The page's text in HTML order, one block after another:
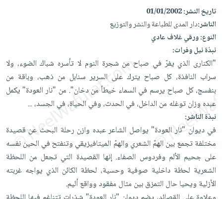
Android
تحميل
iKitab
على
Apple
Apple
الشخصية
العناية
وتصفيف
الشعر
العناية
بالجسم
العناية
بالأسنان
الحمية
والتغذية
جديد
الكل
أواني
الطهي
أدوات
الخبز
أدوات
المائدة
الأوعية
والتخزين
أدوات
المطبخ
متجر
الهدايا
أقسام
الأكثر
مبيعاً
العودة
للمدارس
اكسسوارات
كتب
اكسسوارات
منزلية
شحن
مجاني
بنود
مختارة
اشتراكات
كل
الاشتراكات
صندوق
بحث
متقدم
تاريخ النشر:01/01/2002
الناشر:دار المدى للطباعة والنشر والتوزيع
النوع:ورقي غلاف عادي
نبذة نيل وفرات:
"الكنارى الذي يفرّ في صباح من شجرة النوم لا تأسره شباك الضوء، ولا
سراب النافذة، كل صباح يترك على السرير سنابل من ذهب، وباقة من
بنفسج، كل صباح يرسم في السماء خيطاً من دخان". من "نار العودة" يكمل
عبده وزان توغله من الداخل، في الحدث، وفي الحياة، في الجسد،...
نبذة الناشر:
في ديوان "نار العودة" يواصل الشاعر عبده وازن رحلة البحث عن قصيدة
مختلفة تجمع بين الهمّ الشعري والهمّ الميتافيزيقي وتنفتح في الحين نفسه
على جحيم الألم وفردوس الصفاء. إنها القصيدة التي تجعل من اللحظة
الشعرية لحظة داخلية صوفية وحسية، لحظة الكائن الذي يواجه غربته
الأزلية ويحيا حال التمزق بين مثال مفقود وواقع أليم.